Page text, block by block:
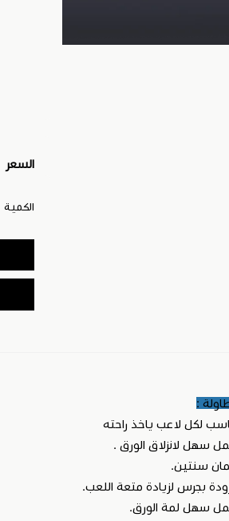
السعر
الكمية
:
لكل لاعب ياخذ راحته
سهل لانزلاق الورق .
سنتين.
بجرس لزيادة متعة اللعب.
سهل لمة الورق.